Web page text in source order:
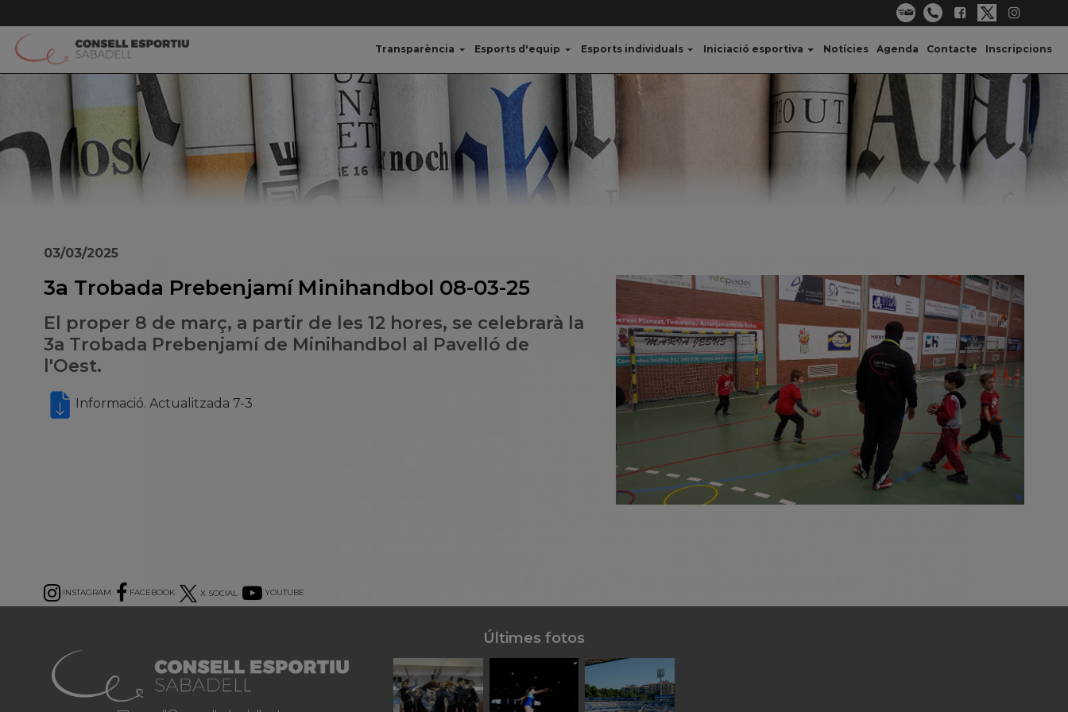
Transparència Esports d'equip Esports individuals Iniciació esportiva Notícies Agenda Contacte Inscripcions
3a Trobada Prebenjamí Minihandbol 08-03-25
El proper 8 de març, a partir de les 12 hores, se celebrarà la
3a Trobada Prebenjamí de Minihandbol al Pavelló de
l'Oest.
03/03/2025
Informació. Actualitzada 7-3
INSTAGRAM FACEBOOK X SOCIAL YOUTUBE
Últimes fotos